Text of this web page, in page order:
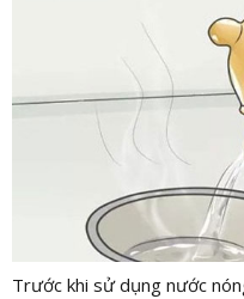
Trước khi sử dụng nước